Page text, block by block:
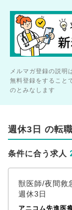
メルマガ登録の説明
無料登録をすること
のとみなします
週休3日 の転
条件に合う求人
獣医師/夜間救
週休3日
アニコム先進医